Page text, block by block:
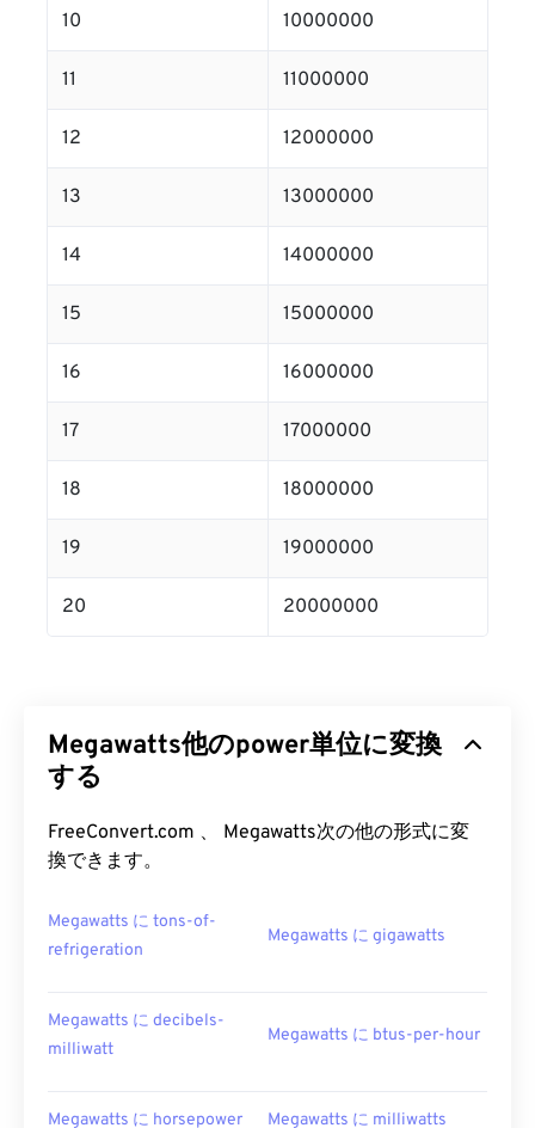
10 10000000
11 11000000
12 12000000
13 13000000
14 14000000
15 15000000
16 16000000
17 17000000
18 18000000
19 19000000
20 20000000
Megawatts他のpower単位に変換
する
FreeConvert.com 、 Megawatts次の他の形式に変
換できます。
Megawatts に tons-of-
refrigeration
Megawatts に gigawatts
Megawatts に decibels-
milliwatt
Megawatts に btus-per-hour
Megawatts に horsepower Megawatts に milliwatts